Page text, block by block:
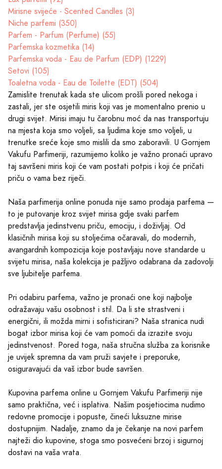
Mirisne svijeće - Scented Candles (3)
Niche parfemi (350)
Parfem - Parfum (Perfume) (55)
Parfemska kozmetika (14)
Parfemska voda - Eau de Parfum (EDP) (1229)
Setovi (105)
Toaletna voda - Eau de Toilette (EDT) (504)
Zamislite trenutak kada ste ulicom prošli pored nekoga i
zastali, jer ste osjetili miris koji vas je momentalno prenio u
drugi svijet. Mirisi imaju tu čarobnu moć da nas transportuju
na mjesta koja smo voljeli, sa ljudima koje smo voljeli, u
trenutke sreće koje smo mislili da smo zaboravili. U Gornjem
Vakufu Parfimeriji, razumijemo koliko je važno pronaći upravo
taj savršeni miris koji će vam postati potpis i koji će pričati
priču o vama bez riječi.
Naša parfimerija online ponuda nije samo prodaja parfema —
to je putovanje kroz svijet mirisa gdje svaki parfem
predstavlja jedinstvenu priču, emociju, i doživljaj. Od
klasičnih mirisa koji su stoljećima očaravali, do modernih,
avangardnih kompozicija koje postavljaju nove standarde u
svijetu mirisa, naša kolekcija je pažljivo odabrana da zadovolji
sve ljubitelje parfema.
Pri odabiru parfema, važno je pronaći one koji najbolje
odražavaju vašu osobnost i stil. Da li ste strastveni i
energični, ili možda mirni i sofisticirani? Naša stranica nudi
bogat izbor mirisa koji će vam pomoći da izrazite svoju
jedinstvenost. Pored toga, naša stručna služba za korisnike
je uvijek spremna da vam pruži savjete i preporuke,
osiguravajući da vaš izbor bude savršen.
Kupovina parfema online u Gornjem Vakufu Parfimeriji nije
samo praktična, već i isplativa. Našim posjetiocima nudimo
redovne promocije i popuste, čineći luksuzne mirise
dostupnijim. Nadalje, znamo da je čekanje na novi parfem
najteži dio kupovine, stoga smo posvećeni brzoj i sigurnoj
dostavi na vaša vrata.